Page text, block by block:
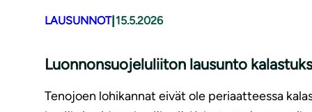
LAUSUNNOT| 15.5.2026
Luonnonsuojeluliiton lausunto
Tenojoen lohikannat eivät ole periaatteessa